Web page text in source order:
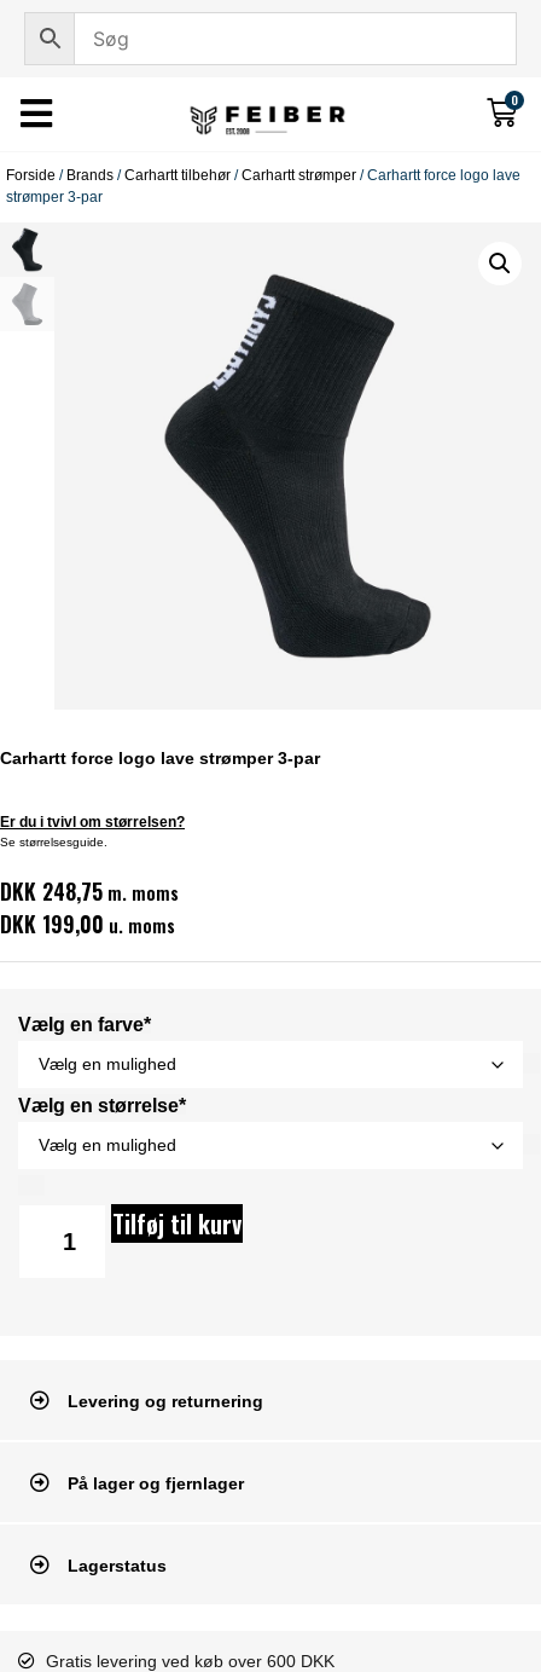
0
Forside / Brands /Carhartt tilbehør /Carhartt strømper / Carhartt force logo lave
strømper 3-par
Carhartt force logo lave strømper 3-par
Er du i tvivl om størrelsen?
Se størrelsesguide.
DKK 248,75 m. moms
DKK 199,00 u. moms
Vælg en farve*
Vælg en størrelse*
Tilføj til kurv
Levering og returnering
På lager og fjernlager
Lagerstatus
Gratis levering ved køb over 600 DKK